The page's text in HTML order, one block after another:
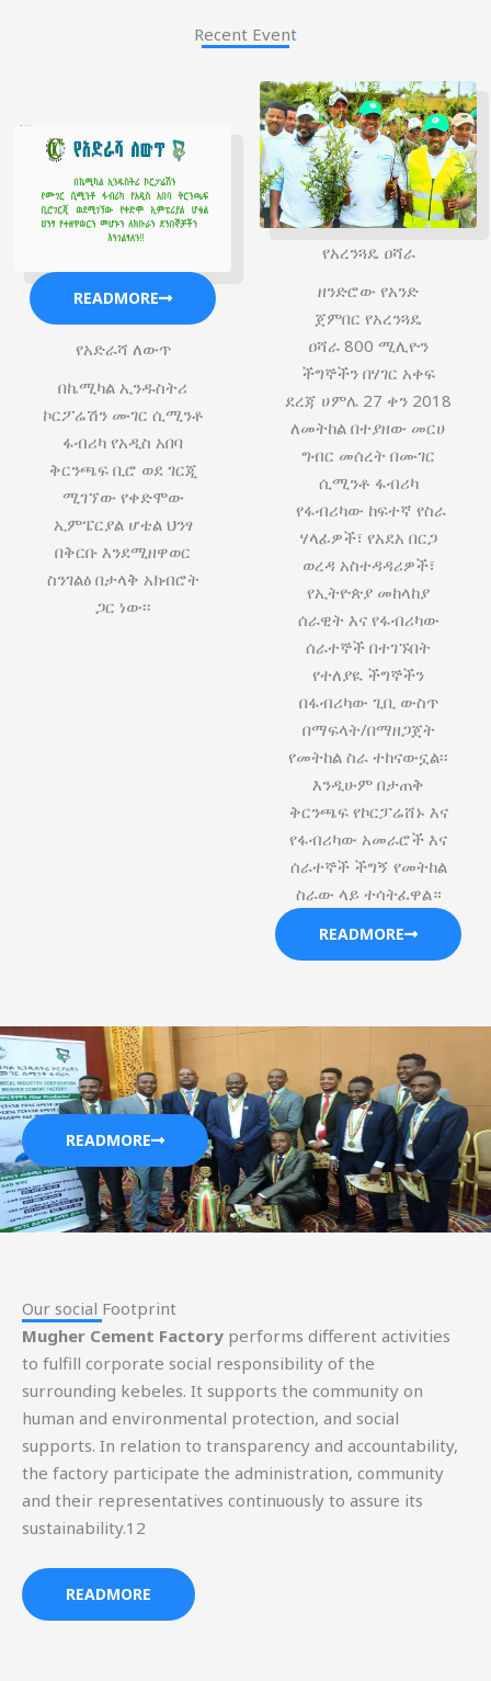
Recent Event
READMORE
የአድራሻ ለውጥ
በኬሚካል ኢንዱስትሪ
ኮርፖሬሽን ሙገር ሲሚንቶ
ፋብሪካ የአዲስ አበባ
ቅርንጫፍ ቢሮ ወደ ገርጂ
ሚገኘው የቀድሞው
ኢምፔርያል ሆቴል ህንፃ
በቅርቡ እንደሚዘዋወር
ስንገልፅ በታላቅ አክብሮት
ጋር ነው፡፡
የአረንጓዴ ዐሻራ
ዘንድሮው የአንድ
ጀምበር የአረንጓዴ
ዐሻራ 800 ሚሊዮን
ችግኞችን በሃገር አቀፍ
ደረጃ ሀምሌ 27 ቀን 2018
ለመትከል በተያዘው መርሀ
ግብር መሰረት በሙገር
ሲሚንቶ ፋብሪካ
የፋብሪካው ከፍተኛ የስራ
ሃላፊዎች፣ የአደአ በርጋ
ወረዳ አስተዳዳሪዎች፣
የኢትዮጵያ መከላከያ
ሰራዊት እና የፋብሪካው
ሰራተኞች በተገኙበት
የተለያዪ ችግኞችን
በፋብሪካው ጊቢ ውስጥ
በማፍላት/በማዘጋጀት
የመትከል ስራ ተከናውኗል፡፡
እንዲሁም በታጠቅ
ቅርንጫፍ የኮርፓሬሸ‍ኑ እና
የፋብሪካው አመራሮች እና
ሰራተኞች ችግኝ የመትከል
ስራው ላይ ተሳትፈዋል።
READMORE
READMORE
Our social Footprint​
Mugher Cement Factory performs different activities
to fulfill corporate social responsibility of the
surrounding kebeles. It supports the community on
human and environmental protection, and social
supports. In relation to transparency and accountability,
the factory participate the administration, community
and their representatives continuously to assure its
sustainability.12
READMORE